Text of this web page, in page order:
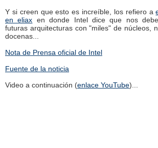
Y si creen que esto es increíble, los refiero a
en eliax en donde Intel dice que nos
futuras arquitecturas con "miles" de núcleos,
docenas...
Nota de Prensa oficial de Intel
Fuente de la noticia
Video a continuación (enlace YouTube)...